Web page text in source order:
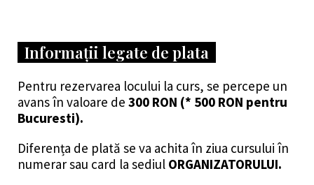
Informații legate de plata
Pentru rezervarea locului la curs, se percepe un
avans în valoare de 300 RON (* 500 RON pentru
Bucuresti).
Diferența de plată se va achita în ziua cursului în
numerar sau card la sediul ORGANIZATORULUI.